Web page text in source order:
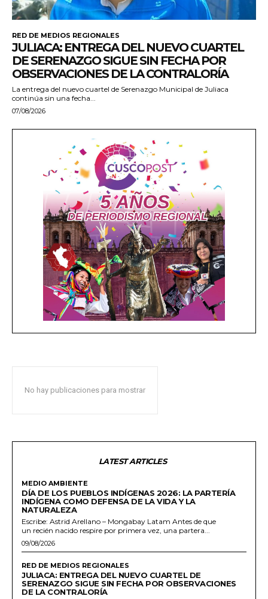
RED DE MEDIOS REGIONALES
JULIACA: ENTREGA DEL NUEVO CUARTEL
DE SERENAZGO SIGUE SIN FECHA POR
OBSERVACIONES DE LA CONTRALORÍA
La entrega del nuevo cuartel de Serenazgo Municipal de Juliaca
continúa sin una fecha...
07/08/2026
No hay publicaciones para mostrar
LATEST ARTICLES
MEDIO AMBIENTE
DÍA DE LOS PUEBLOS INDÍGENAS 2026: LA PARTERÍA
INDÍGENA COMO DEFENSA DE LA VIDA Y LA
NATURALEZA
Escribe: Astrid Arellano – Mongabay Latam Antes de que
un recién nacido respire por primera vez, una partera...
09/08/2026
RED DE MEDIOS REGIONALES
JULIACA: ENTREGA DEL NUEVO CUARTEL DE
SERENAZGO SIGUE SIN FECHA POR OBSERVACIONES
DE LA CONTRALORÍA